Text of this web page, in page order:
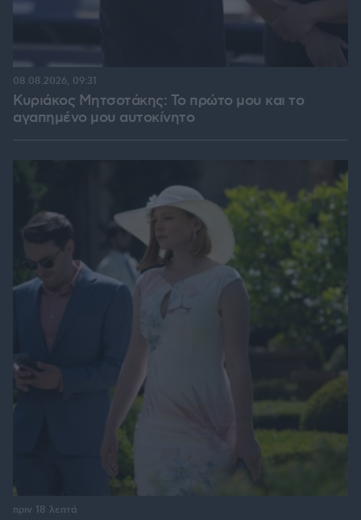
Κυριάκος Μητσοτάκης: Το πρώτο μου και το
αγαπημένο μου αυτοκίνητο
08.08.2026, 09:31
πριν 18 λεπτά